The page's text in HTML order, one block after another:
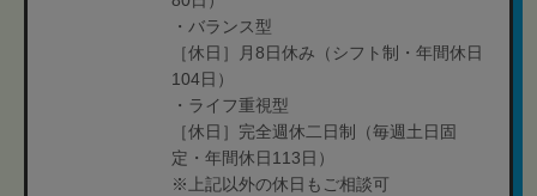
・バランス型
［休日］月8日休み（シフト制・年間休日
104日）
・ライフ重視型
［休日］完全週休二日制（毎週土日固
定・年間休日113日）
※上記以外の休日もご相談可